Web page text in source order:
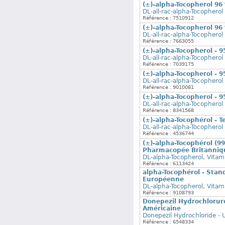
(±)-alpha-Tocopherol 96
DL-all-rac-alpha-
Référence : 7510912
(±)-alpha-Tocopherol 96
DL-all-rac-alpha-
Référence : 7663055
(±)-alpha-Tocopherol -
DL-all-rac-alpha-
Référence : 7039175
(±)-alpha-Tocopherol -
DL-all-rac-alpha-
Référence : 9010081
(±)-alpha-Tocopherol -
DL-all-rac-alpha-
Référence : 8341568
(±)-alpha-Tocophérol -
DL-all-rac-alpha-
Référence : 4536744
(±)-alpha-Tocophérol
Pharmacopée
DL-alpha-Tocopherol,
Référence : 6113424
alpha-Tocophérol -
Européenne
DL-alpha-Tocopherol,
Référence : 9108793
Donepezil
Américaine
Donepezil Hydrochloride -
Référence : 6548334